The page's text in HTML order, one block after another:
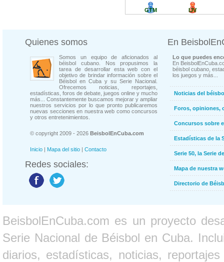
GTM IJV
Quienes somos
Somos un equipo de aficionados al
béisbol cubano. Nos propusimos la
tarea de desarrollar esta web con el
objetivo de brindar información sobre el
Béisbol en Cuba y su Serie Nacional.
Ofrecemos noticias, reportajes,
estadísticas, foros de debate, juegos online y mucho
más... Constantemente buscamos mejorar y ampliar
nuestros servicios por lo que pronto publicaremos
nuevas secciones en nuestra web como concursos
y otros entretenimientos.
© copyright 2009 - 2026 BeisbolEnCuba.com
Inicio | Mapa del sitio | Contacto
Redes sociales:
En
Lo que puedes
En
béisbol cubano,
los juegos y más...
Noticias del
Foros, opiniones,
Concursos sobre
Estadísticas de la
Serie 50, la Serie
Mapa de nuestra
Directorio de
BeisbolEnCuba.com es un proyecto
Serie Nacional de Béisbol en Cuba.
diarios, estadísticas, noticias,